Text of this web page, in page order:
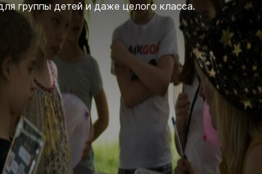
группы детей и даже целого класса.